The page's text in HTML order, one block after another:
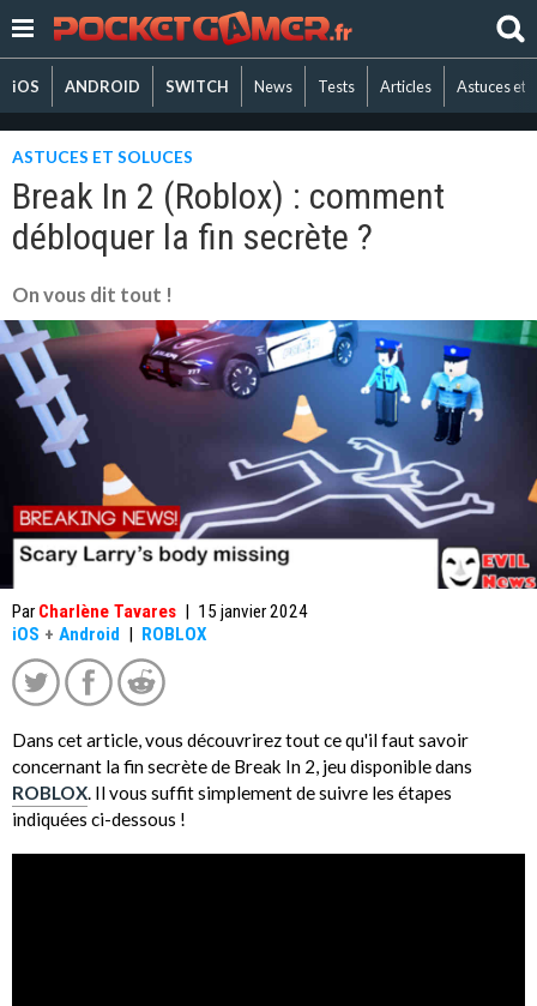
iOS ANDROID SWITCH News Tests Articles Astuces et
ASTUCES ET SOLUCES
Break In 2 (Roblox) : comment
débloquer la fin secrète ?
On vous dit tout !
Par Charlène Tavares | 15 janvier 2024
iOS + Android | ROBLOX
Dans cet article, vous découvrirez tout ce qu'il faut savoir
concernant la fin secrète de Break In 2, jeu disponible dans
ROBLOX. Il vous suffit simplement de suivre les étapes
indiquées ci-dessous !